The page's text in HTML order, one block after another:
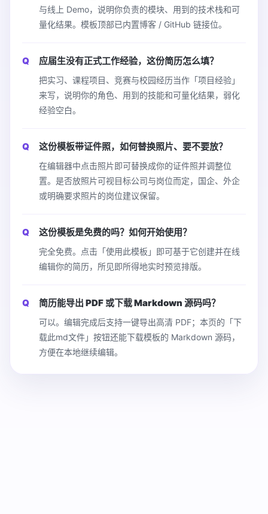
与线上 Demo，说明你负责的模块、用到的技术栈和可
量化结果。模板顶部已内置博客 / GitHub 链接位。
应届生没有正式工作经验，这份简历怎么填？
把实习、课程项目、竞赛与校园经历当作「项目经验」
来写，说明你的角色、用到的技能和可量化结果，弱化
经验空白。
这份模板带证件照，如何替换照片、要不要放？
在编辑器中点击照片即可替换成你的证件照并调整位
置。是否放照片可视目标公司与岗位而定，国企、外企
或明确要求照片的岗位建议保留。
这份模板是免费的吗？如何开始使用？
完全免费。点击「使用此模板」即可基于它创建并在线
编辑你的简历，所见即所得地实时预览排版。
简历能导出 PDF 或下载 Markdown 源码吗？
可以。编辑完成后支持一键导出高清 PDF；本页的「下
载此md文件」按钮还能下载模板的 Markdown 源码，
方便在本地继续编辑。